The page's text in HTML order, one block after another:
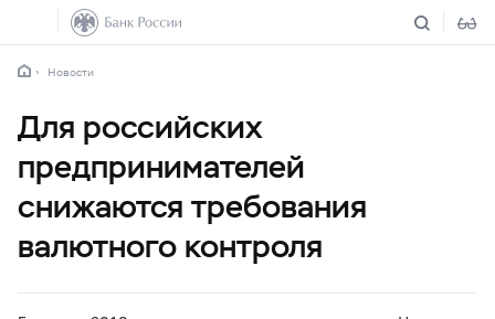
Новости
Для российских
предпринимателей
снижаются требования
валютного контроля